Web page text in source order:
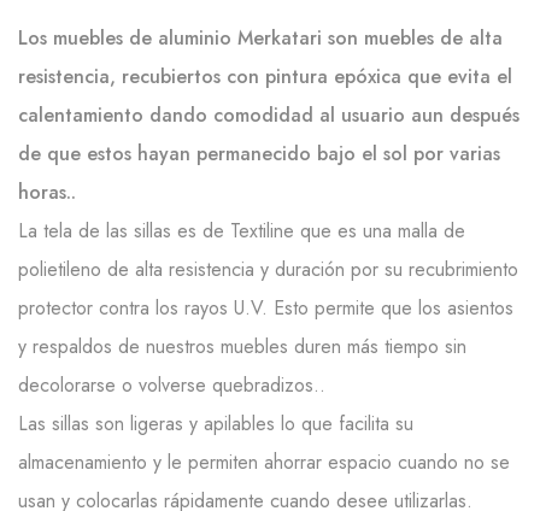
Los muebles de aluminio Merkatari son muebles de alta
resistencia, recubiertos con pintura epóxica que evita el
calentamiento dando comodidad al usuario aun después
de que estos hayan permanecido bajo el sol por varias
horas..
La tela de las sillas es de Textiline que es una malla de
polietileno de alta resistencia y duración por su recubrimiento
protector contra los rayos U.V. Esto permite que los asientos
y respaldos de nuestros muebles duren más tiempo sin
decolorarse o volverse quebradizos..
Las sillas son ligeras y apilables lo que facilita su
almacenamiento y le permiten ahorrar espacio cuando no se
usan y colocarlas rápidamente cuando desee utilizarlas.